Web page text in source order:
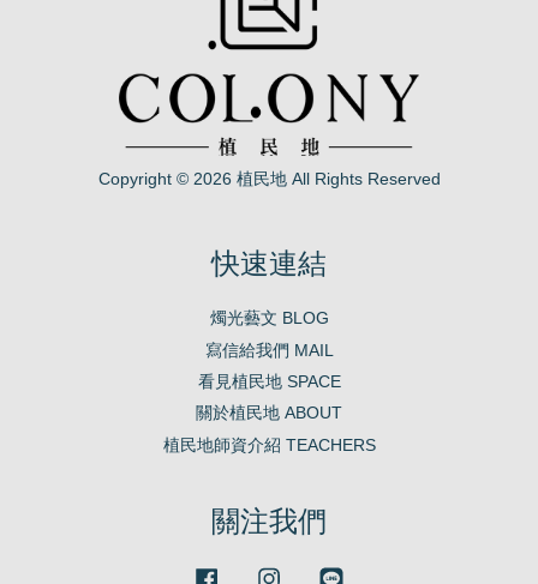
Copyright © 2026 植民地 All Rights Reserved
快速連結
燭光藝文 BLOG
寫信給我們 MAIL
看見植民地 SPACE
關於植民地 ABOUT
植民地師資介紹 TEACHERS
關注我們
Facebook Instagram